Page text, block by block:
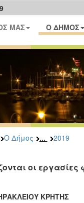
ΜΑΣ Ο ΔΗΜΟΣ
Ο Δήμος ... 2019
οι
ΚΡΗΤΗΣ